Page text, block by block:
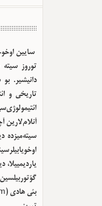
سایین
توروز سیته
دانیشیر. بو
تاریخی و
آنلام‌لارین
سیته‌میزده
بئی هادی (